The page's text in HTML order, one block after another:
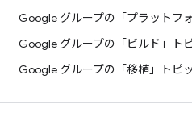
Google グループの「プラットフ
Google グループの「ビルド」ト
Google グループの「移植」トピ